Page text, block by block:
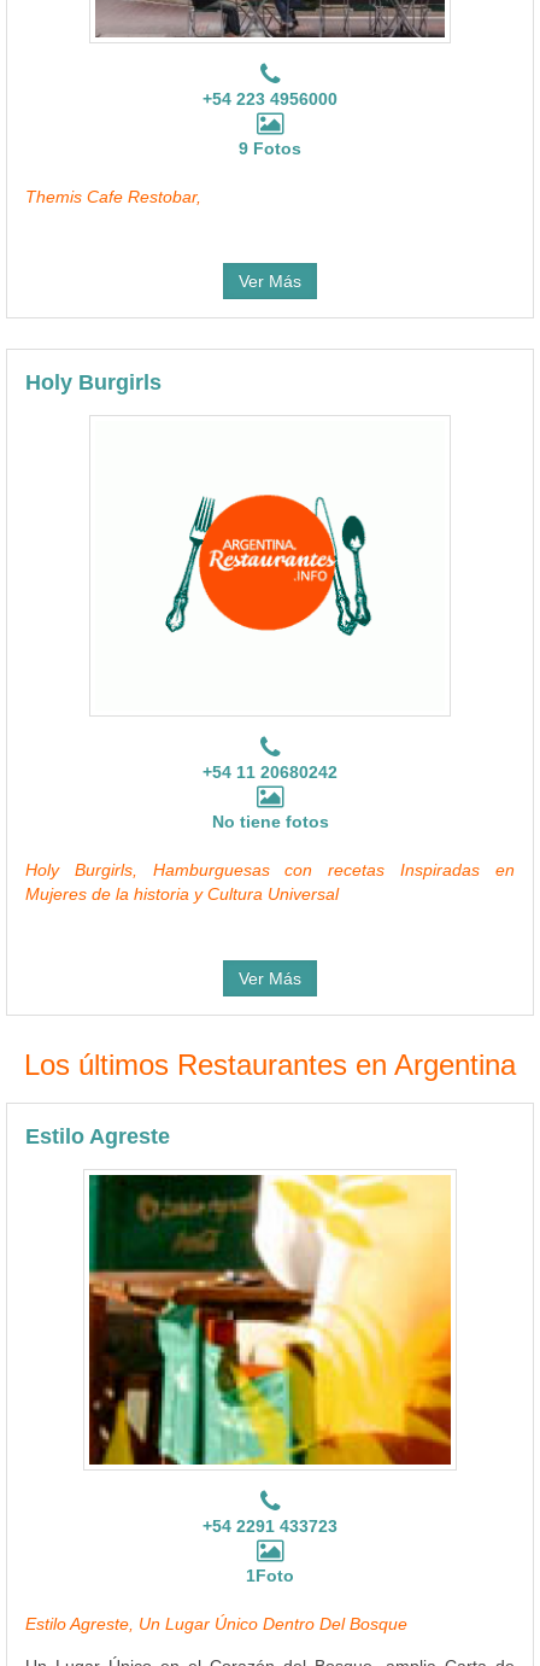
+54 223 4956000
9 Fotos
Themis Cafe Restobar,
Ver Más
Holy Burgirls
+54 11 20680242
No tiene fotos
Holy Burgirls, Hamburguesas con recetas Inspiradas en
Mujeres de la historia y Cultura Universal
Ver Más
Los últimos Restaurantes en Argentina
Estilo Agreste
+54 2291 433723
1Foto
Estilo Agreste, Un Lugar Único Dentro Del Bosque